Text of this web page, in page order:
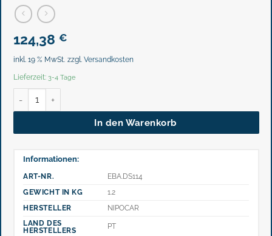
124,38 €
inkl. 19 % MwSt. zzgl. Versandkosten
Lieferzeit: 3-4 Tage
In den Warenkorb
Informationen:
ART-NR.
EBA.DS114
GEWICHT IN KG
1.2
HERSTELLER
NIPOCAR
LAND DES
HERSTELLERS
PT